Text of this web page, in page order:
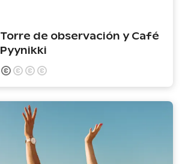
Torre de observación y Café
Pyynikki